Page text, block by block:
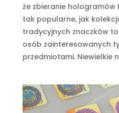
że zbieranie hologramów
tak popularne, jak
tradycyjnych znaczków
osób zainteresowanych
przedmiotami. Niewielkie